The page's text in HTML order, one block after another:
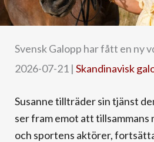
Svensk Galopp har fått en ny
2026-07-21 | Skandinavisk
Susanne tillträder sin tjänst
ser fram emot att tillsammans
och sportens aktörer,